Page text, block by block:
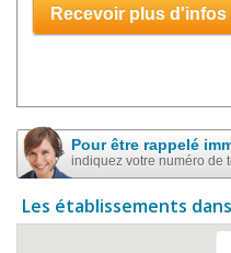
Recevoir plus d'infos
Pour être rappelé
indiquez votre numéro de
Les établissements